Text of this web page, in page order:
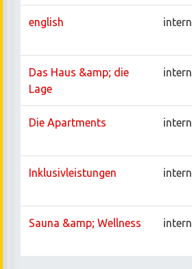
english intern
Das Haus &amp; die
Lage
intern
Die Apartments intern
Inklusivleistungen intern
Sauna &amp; Wellness intern